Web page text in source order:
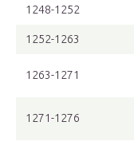
1248-1252
1252-1263
1263-1271
1271-1276